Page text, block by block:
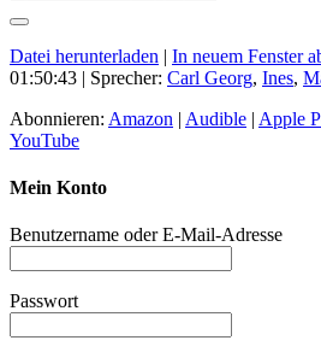
Datei herunterladen | In neuem Fenster
01:50:43 | Sprecher: Carl Georg, Ines,
Abonnieren: Amazon | Audible | Apple
YouTube
Mein Konto
Benutzername oder E-Mail-Adresse
Passwort